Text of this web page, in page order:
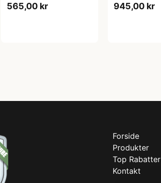
565,00 kr 945,00 kr
Forside
Produkter
Top Rabatter
Kontakt